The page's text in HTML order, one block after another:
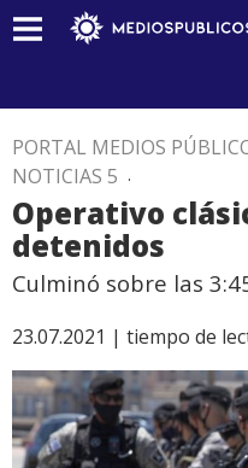
PORTAL MEDIOS
NOTICIAS 5 .
Operativo
detenidos
Culminó sobre las
23.07.2021 | tiempo de